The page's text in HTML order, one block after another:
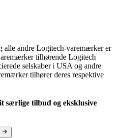
alle andre Logitech-varemærker er
tilhørende Logitech
selskaber i USA og andre
tilhører deres respektive
særlige tilbud og eksklusive